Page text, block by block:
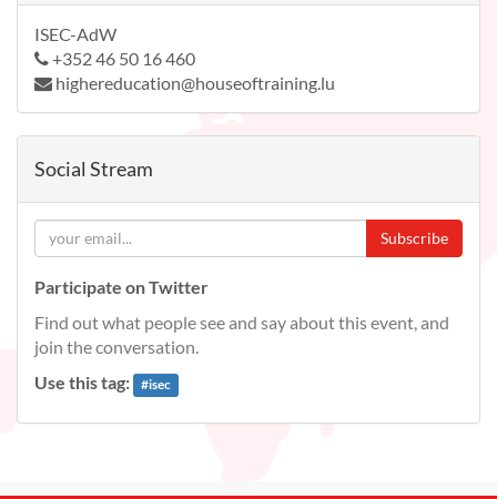
ISEC-AdW
+352 46 50 16 460
highereducation@houseoftraining.lu
Social Stream
Subscribe
Participate on Twitter
Find out what people see and say about this event, and
join the conversation.
Use this tag:
#isec